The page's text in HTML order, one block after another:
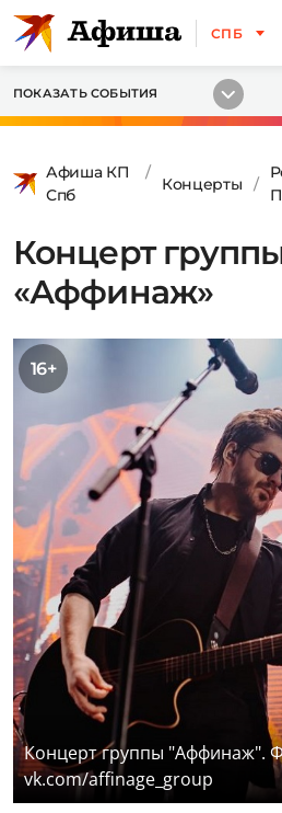
СПБ
ПОКАЗАТЬ СОБЫТИЯ
Афиша КП
Спб
Концерты
Концерт
«Аффинаж»
16+
Концерт группы "Аффинаж".
vk.com/affinage_group